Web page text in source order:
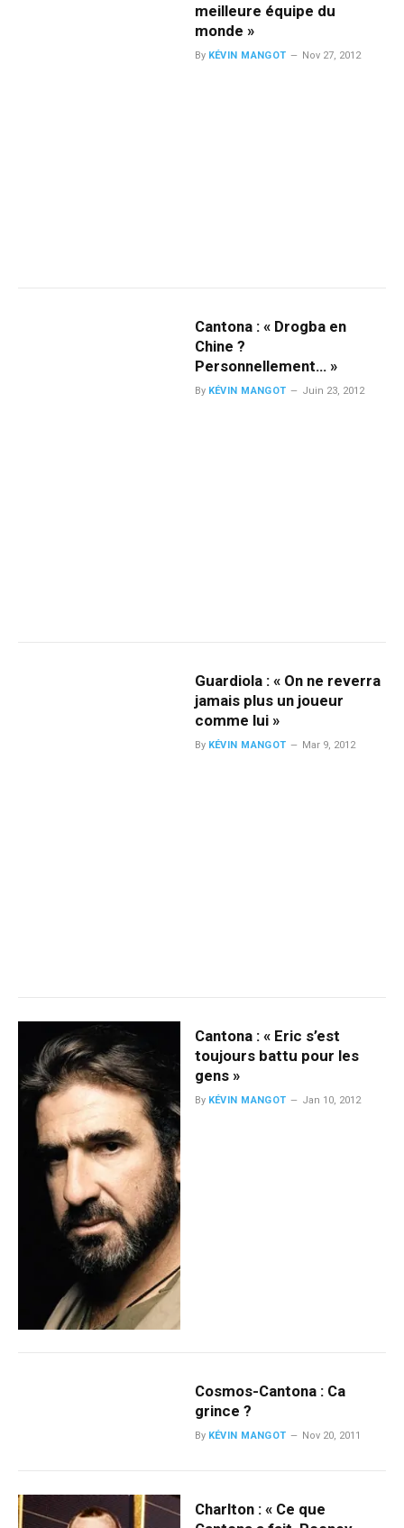
meilleure équipe du
monde »
By KÉVIN MANGOT Nov 27, 2012
Cantona : « Drogba en
Chine ?
Personnellement… »
By KÉVIN MANGOT Juin 23, 2012
Guardiola : « On ne reverra
jamais plus un joueur
comme lui »
By KÉVIN MANGOT Mar 9, 2012
Cantona : « Eric s’est
toujours battu pour les
gens »
By KÉVIN MANGOT Jan 10, 2012
Cosmos-Cantona : Ca
grince ?
By KÉVIN MANGOT Nov 20, 2011
Charlton : « Ce que